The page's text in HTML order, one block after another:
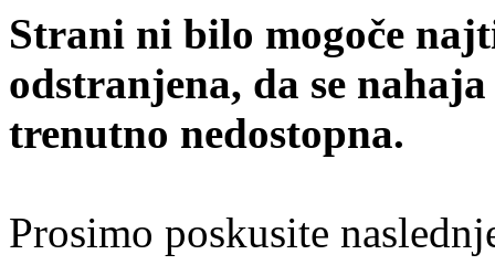
Strani ni bilo mogoče
odstranjena, da se
trenutno nedostopna.
Prosimo poskusite